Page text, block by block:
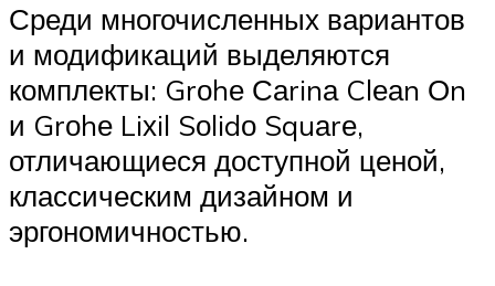
Среди многочисленных вариантов
и модификаций выделяются
комплекты: Grоhе Саrinа Clеаn Оn
и Grоhе Liхil Sоlidо Squаrе,
отличающиеся доступной ценой,
классическим дизайном и
эргономичностью.